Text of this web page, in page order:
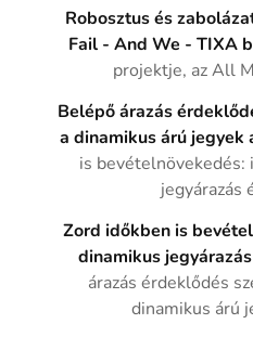
Robosztus és
Fail - And We - TIXA
projektje, az All
Belépő árazás
a dinamikus árú jegyek
is
jegyárazás
Zord időkben is
dinamikus
árazás érdeklődés
dinamikus árú